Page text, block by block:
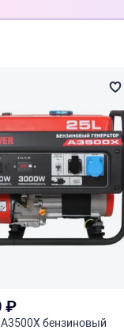
₽
бензиновый